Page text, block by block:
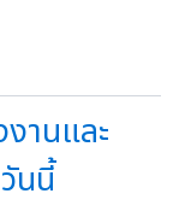
านและ
นนี้